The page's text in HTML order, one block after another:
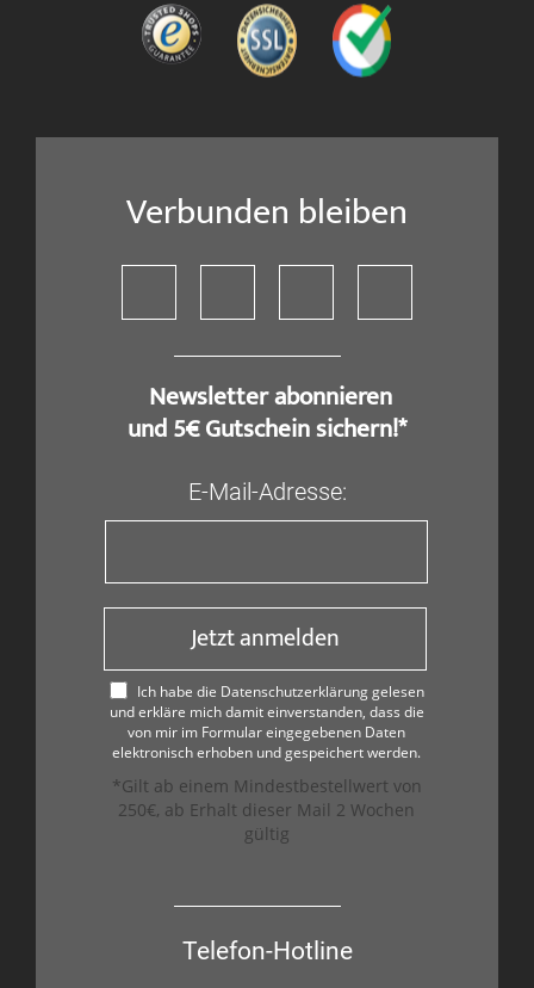
Verbunden bleiben
​ Newsletter abonnieren
und 5€ Gutschein sichern!*
E-Mail-Adresse:
Jetzt anmelden
Ich habe die Datenschutzerklärung gelesen
und erkläre mich damit einverstanden, dass die
von mir im Formular eingegebenen Daten
elektronisch erhoben und gespeichert werden.
*Gilt ab einem Mindestbestellwert von
250€, ab Erhalt dieser Mail 2 Wochen
gültig
Telefon-Hotline